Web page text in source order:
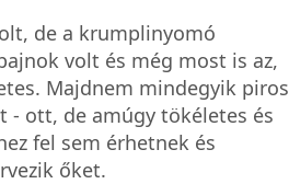
de a krumplinyomó
volt és még most is az,
Majdnem mindegyik piros
ott, de amúgy tökéletes és
fel sem érhetnek és
őket.